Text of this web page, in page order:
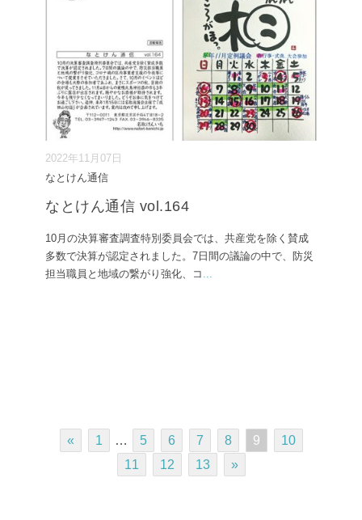
2022年11月07日
なとけん通信
なとけん通信 vol.164
10月の決算審査調査特別委員会では、共産党を除く賛成
多数で決算が認定されました。7日間の議論の中で、防災
担当職員と地域の繋がり強化、コ
« 1 … 5 6 7 8 9
10
11
12 13 »